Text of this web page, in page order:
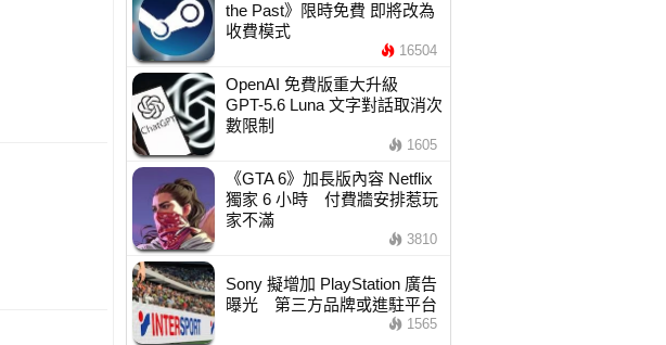
the Past》限時免費 即將改為
收費模式
16504
OpenAI 免費版重大升級
GPT-5.6 Luna 文字對話取消次
數限制
1605
《GTA 6》加長版內容 Netflix
獨家 6 小時 付費牆安排惹玩
家不滿
3810
Sony 擬增加 PlayStation 廣告
曝光 第三方品牌或進駐平台
1565